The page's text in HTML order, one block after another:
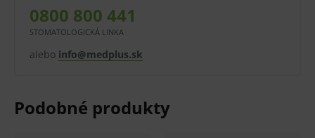
hygienických dôvodov možné odstúpiť od kúpnej
zmluvy v lehote 14 dní.
0800 800 441
STOMATOLOGICKÁ LINKA
alebo info@medplus.sk